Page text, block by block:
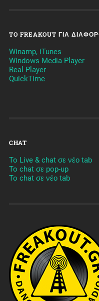
TO FREAKOUT ΓΙΑ
Winamp, iTunes
Windows Media Player
Real Player
QuickTime
CHAT
To Live & chat σε νέο tab
To chat σε pop-up
To chat σε νέο tab